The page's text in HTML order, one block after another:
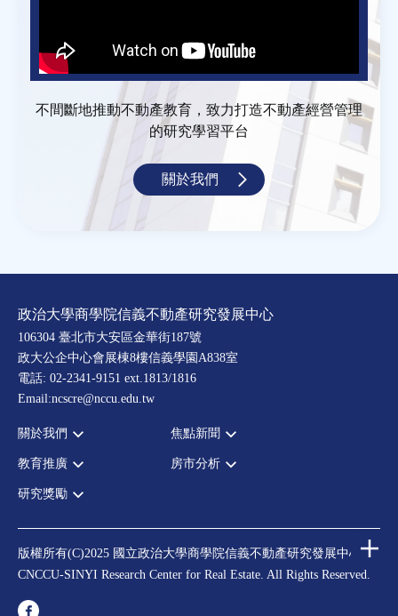
不間斷地推動不動產教育，致力打造不動產經營管理
的研究學習平台
關於我們
政治大學商學院信義不動產研究發展中心
106304 臺北市大安區金華街187號
政大公企中心會展棟8樓信義學園A838室
電話: 02-2341-9151 ext.1813/1816
Email:ncscre@nccu.edu.tw
關於我們
宗旨願景
設置辦法
指導委員
中心成員
聯絡我們
焦點新聞
全部新聞
法律新訊
教育推廣
全部活動
理財規劃講座
不動產學程支援
房市分析
研究獎勵
住宅學會論文獎支援
都市計劃學會論文獎支援
版權所有(C)2025 國立政治大學商學院信義不動產研究發展中心
CNCCU-SINYI Research Center for Real Estate. All Rights Reserved.